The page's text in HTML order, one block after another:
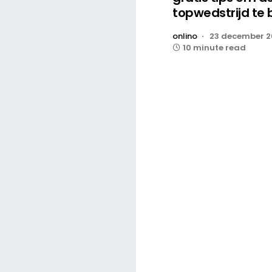
topwedstrijd te
onlino
23 december
10 minute read